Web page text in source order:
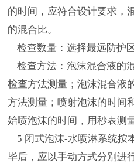
的时间，应符合设计要求，
的混合比。
检查数量：选择最远防护
检查方法：泡沫混合液的
检查方法测量；泡沫混合液
方法测量；喷射泡沫的时间
始喷泡沫的时间，用秒表测量
5 闭式泡沫-水喷淋系统按
毕后，应以手动方式分别进